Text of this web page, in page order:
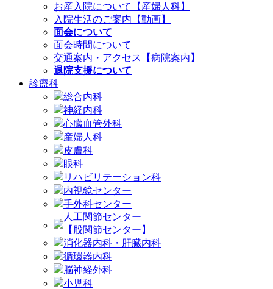
お産入院について【産婦人科】
入院生活のご案内【動画】
面会について
面会時間について
交通案内・アクセス【病院案内】
退院支援について
診療科
総合内科
神経内科
心臓血管外科
産婦人科
皮膚科
眼科
リハビリテーション科
内視鏡センター
手外科センター
人工関節センター
【股関節センター】
消化器内科・肝臓内科
循環器内科
脳神経外科
小児科